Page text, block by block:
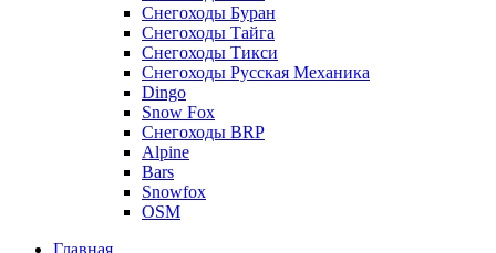
Снегоходы Буран
Снегоходы Тайга
Снегоходы Тикси
Снегоходы Русская Механика
Dingo
Snow Fox
Снегоходы BRP
Alpine
Bars
Snowfox
OSM
Главная